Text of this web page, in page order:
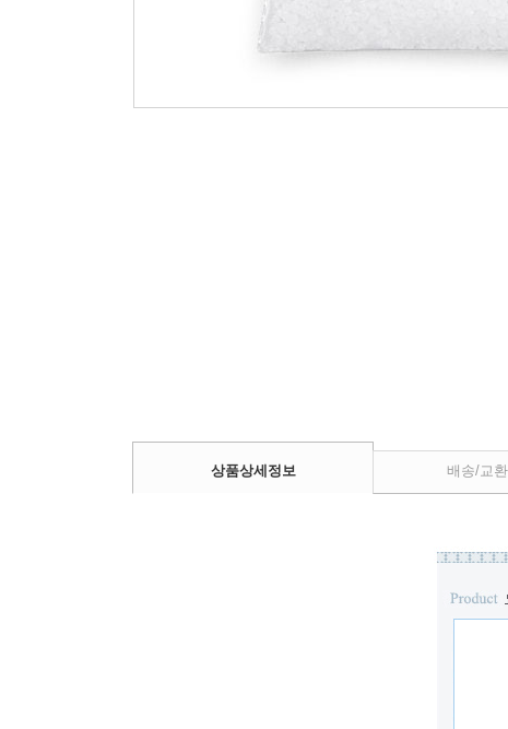
상품상세정보 배송/교